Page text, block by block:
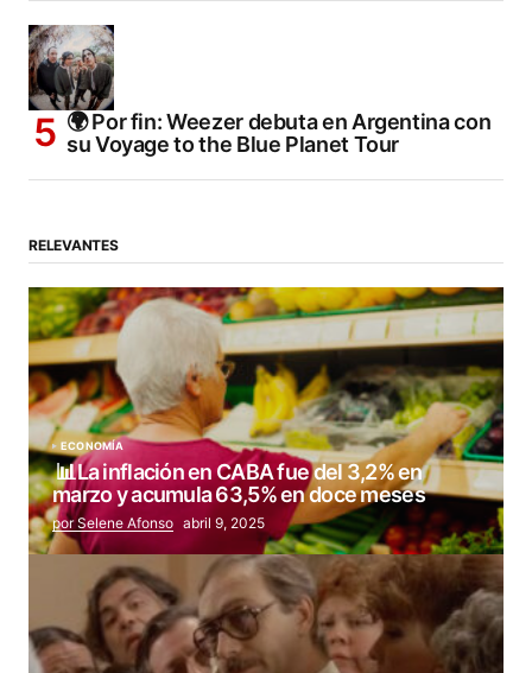
🌍 Por fin: Weezer debuta en Argentina con
su Voyage to the Blue Planet Tour
RELEVANTES
ECONOMÍA
📊La inflación en CABA fue del 3,2% en
marzo y acumula 63,5% en doce meses
por Selene Afonso abril 9, 2025